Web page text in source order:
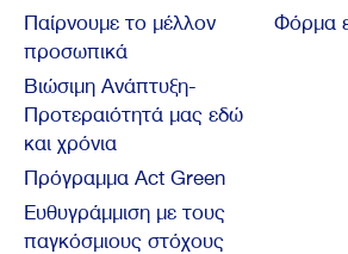
Παίρνουμε το μέλλον
προσωπικά
Βιώσιμη Ανάπτυξη-
Προτεραιότητά μας εδώ
και χρόνια
Πρόγραμμα Act Green
Ευθυγράμμιση με τους
παγκόσμιους στόχους
Φόρμα